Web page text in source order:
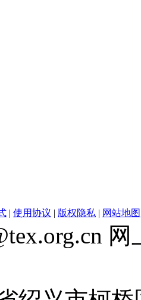
| 使用协议 | 版权隐私 | 网站地图